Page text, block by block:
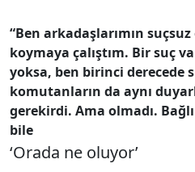
“Ben arkadaşlarımın
koymaya çalıştım. Bir suç
yoksa, ben birinci derecede
komutanların da aynı
gerekirdi. Ama olmadı.
bile
‘Orada ne oluyor’